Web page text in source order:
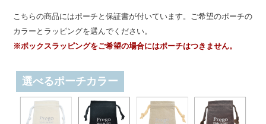
こちらの商品にはポーチと保証書が付いています。ご希望のポーチの
カラーとラッピングを選んでください。
※ボックスラッピングをご希望の場合にはポーチはつきません。
選べるポーチカラー